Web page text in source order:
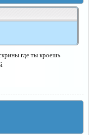
где ты кроешь